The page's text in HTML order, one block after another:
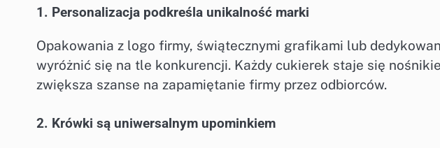
1. Personalizacja podkreśla unikalność marki
Opakowania z logo firmy, świątecznymi grafikami lub
wyróżnić się na tle konkurencji. Każdy cukierek staje się
zwiększa szanse na zapamiętanie firmy przez odbiorców.
2. Krówki są uniwersalnym upominkiem